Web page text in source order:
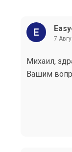
7
Михаил,
Вашим